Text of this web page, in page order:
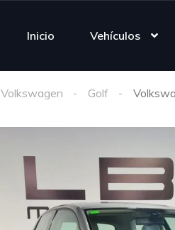
Inicio Vehículos
Volkswagen Golf